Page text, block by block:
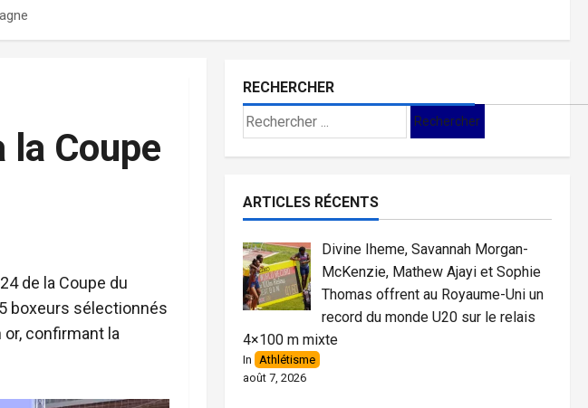
Coupe
de la Coupe du
boxeurs sélectionnés
confirmant la
RECHERCHER
Search
for:
ARTICLES RÉCENTS
Divine Iheme, Savannah Morgan-
McKenzie, Mathew Ajayi et Sophie
Thomas offrent au Royaume-Uni un
record du monde U20 sur le relais
4×100 m mixte
In Athlétisme
août 7, 2026